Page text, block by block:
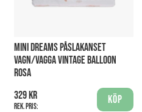
MINI DREAMS PÅSLAKANSET
VAGN/VAGGA VINTAGE BALLOON
ROSA
329 kr
Rek. pris:
Köp